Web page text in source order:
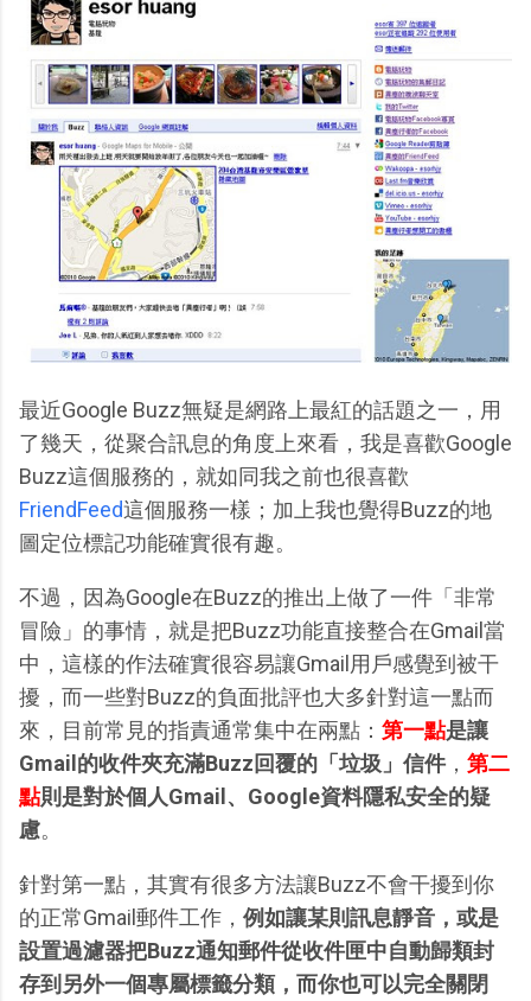
最近Google Buzz無疑是網路上最紅的話題之一，用
了幾天，從聚合訊息的角度上來看，我是喜歡Google
Buzz這個服務的，就如同我之前也很喜歡
FriendFeed這個服務一樣；加上我也覺得Buzz的地
圖定位標記功能確實很有趣。
不過，因為Google在Buzz的推出上做了一件「非常
冒險」的事情，就是把Buzz功能直接整合在Gmail當
中，這樣的作法確實很容易讓Gmail用戶感覺到被干
擾，而一些對Buzz的負面批評也大多針對這一點而
來，目前常見的指責通常集中在兩點： 第一點是讓
Gmail的收件夾充滿Buzz回覆的「垃圾」信件， 第二
點則是對於個人Gmail、Google資料隱私安全的疑
慮。
針對第一點，其實有很多方法讓Buzz不會干擾到你
的正常Gmail郵件工作， 例如讓某則訊息靜音，或是
設置過濾器把Buzz通知郵件從收件匣中自動歸類封
存到另外一個專屬標籤分類，而你也可以完全關閉